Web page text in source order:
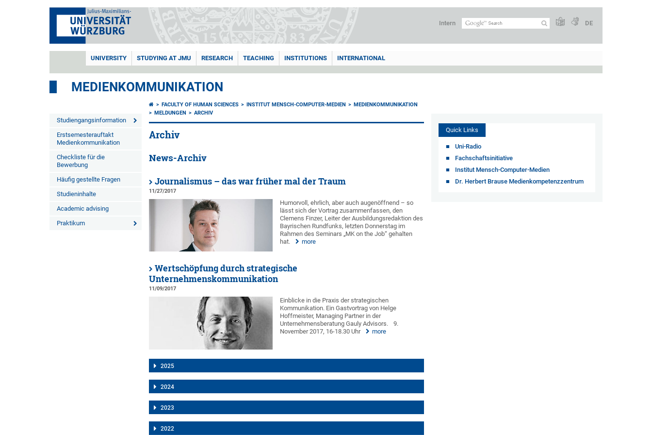
Intern DE
UNIVERSITY STUDYING AT JMU RESEARCH TEACHING INSTITUTIONS INTERNATIONAL
MEDIENKOMMUNIKATION
Studiengangsinformation
Erstsemesterauftakt
Medienkommunikation
Checkliste für die
Bewerbung
Häufig gestellte Fragen
Studieninhalte
Academic advising
Praktikum
FACULTY OF HUMAN SCIENCES INSTITUT MENSCH-COMPUTER-MEDIEN
MEDIENKOMMUNIKATION
MELDUNGEN
ARCHIV
Archiv
News-Archiv
Journalismus – das war früher mal der Traum
11/27/2017
Humorvoll, ehrlich, aber auch augenöffnend – so
lässt sich der Vortrag zusammenfassen, den
Clemens Finzer, Leiter der Ausbildungsredaktion des
Bayrischen Rundfunks, letzten Donnerstag im
Rahmen des Seminars „MK on the Job“ gehalten
hat.
more
Wertschöpfung durch strategische
Unternehmenskommunikation
11/09/2017
Einblicke in die Praxis der strategischen
Kommunikation. Ein Gastvortrag von Helge
Hoffmeister, Managing Partner in der
Unternehmensberatung Gauly Advisors.
9.
November 2017, 16-18.30 Uhr
more
2025
2024
2023
2022
Quick Links
Uni-Radio
Fachschaftsinitiative
Institut Mensch-Computer-Medien
Dr. Herbert Brause Medienkompetenzzentrum